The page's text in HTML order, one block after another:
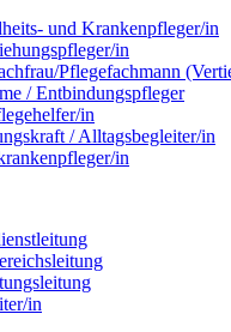
und Krankenpfleger/in
in
Pflegefachmann
/ Entbindungspfleger
in
/ Alltagsbegleiter/in
in
in